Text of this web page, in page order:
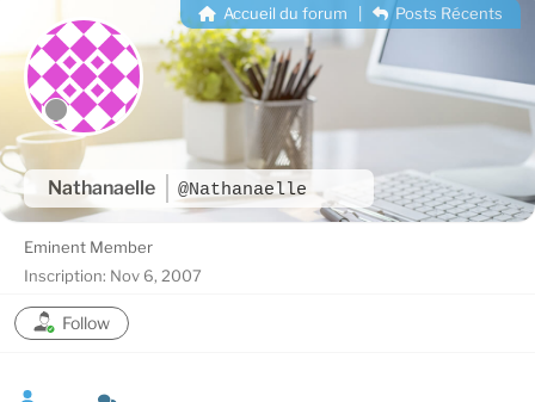
Nathanaelle @Nathanaelle
Accueil du forum Posts Récents
Eminent Member
Inscription: Nov 6, 2007
Follow